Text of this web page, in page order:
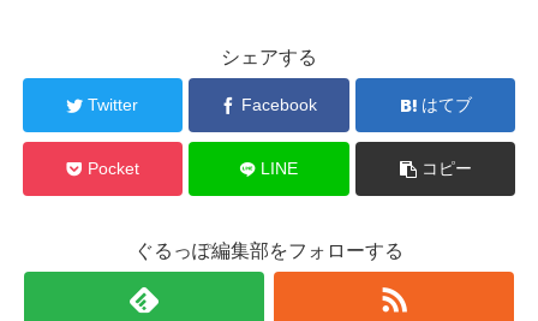
シェアする
Twitter Facebook はてブ
Pocket LINE コピー
ぐるっぽ編集部をフォローする